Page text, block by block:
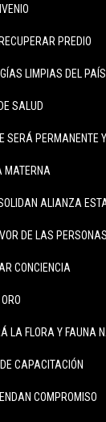
PREDIO
LIMPIAS DEL PAÍS
SALUD
SERÁ PERMANENTE
MATERNA
ALIANZA
DE LAS PERSONAS
CONCIENCIA
LA FLORA Y FAUNA
CAPACITACIÓN
COMPROMISO